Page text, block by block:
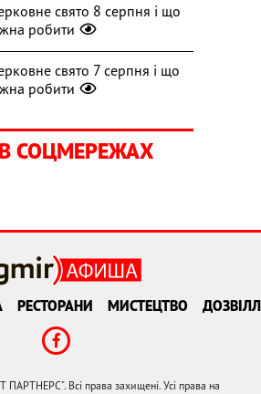
свято 8 серпня і що
робити
свято 7 серпня і що
робити
СОЦМЕРЕЖАХ
РЕСТОРАНИ МИСТЕЦТВО
Всі права захищені. Усі права на